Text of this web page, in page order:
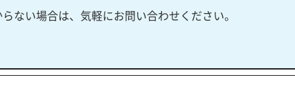
ない場合は、気軽にお問い合わせください。